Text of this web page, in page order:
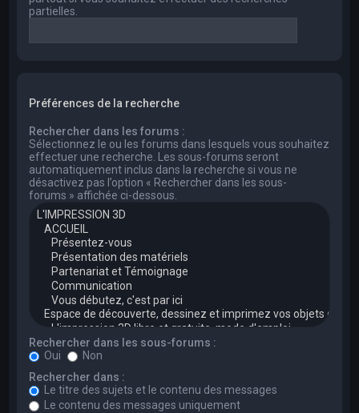
partielles.
Préférences de la recherche
Rechercher dans les forums :
Sélectionnez le ou les forums dans lesquels vous souhaitez
effectuer une recherche. Les sous-forums seront
automatiquement inclus dans la recherche si vous ne
désactivez pas l’option « Rechercher dans les sous-
forums » affichée ci-dessous.
Rechercher dans les sous-forums :
Oui
Non
Rechercher dans :
Le titre des sujets et le contenu des messages
Le contenu des messages uniquement